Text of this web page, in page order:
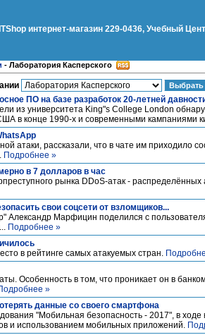
интернет-магазин 229-0436, Учебный
- Лаборатория Касперского
ПО на базе разработок 20-летней
из университета King"s College London
в конце 1990-х и современными кампаниями
атаки, рассказали, что в чате им приходило
Подробнее »
в 7 долларов в час
рынка DDoS-атак - распределённых
свои соцсети от взломщиков...
Александр Марфицин поделился с
Подробнее »
в рейтинге самых атакуемых стран.
Особенность в том, что проникает он в
»
данные со своего смартфона
"Мобильная безопасность - 2017", в ходе
и использованием мобильных приложений.